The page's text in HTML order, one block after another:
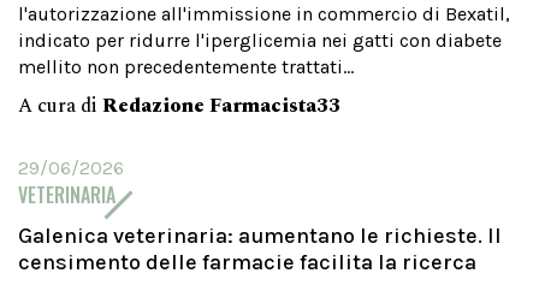
l'autorizzazione all'immissione in commercio di Bexatil,
indicato per ridurre l'iperglicemia nei gatti con diabete
mellito non precedentemente trattati...
A cura di Redazione Farmacista33
29/06/2026
VETERINARIA
Galenica veterinaria: aumentano le richieste. Il
censimento delle farmacie facilita la ricerca